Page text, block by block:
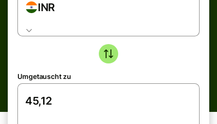
INR
Umgetauscht zu